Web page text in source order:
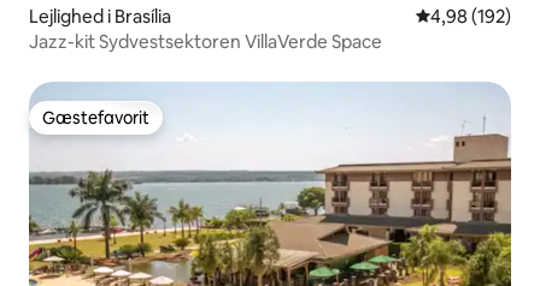
Lejlighed i Brasília 4,98 ud af 5 i
4,98 (192)
Jazz-kit Sydvestsektoren VillaVerde Space
Gæstefavorit
Gæstefavorit